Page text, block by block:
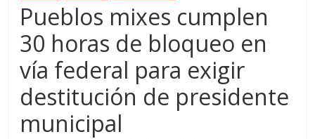
Pueblos mixes cumplen
30 horas de bloqueo en
vía federal para exigir
destitución de presidente
municipal